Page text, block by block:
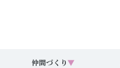
仲間づくり ▼